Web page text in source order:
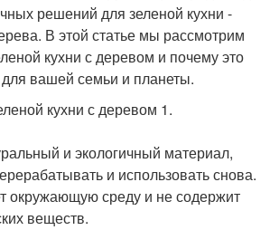
решений для зеленой кухни -
В этой статье мы рассмотрим
кухни с деревом и почему это
вашей семьи и планеты.
кухни с деревом 1.
и экологичный материал,
и использовать снова.
окружающую среду и не содержит
веществ.